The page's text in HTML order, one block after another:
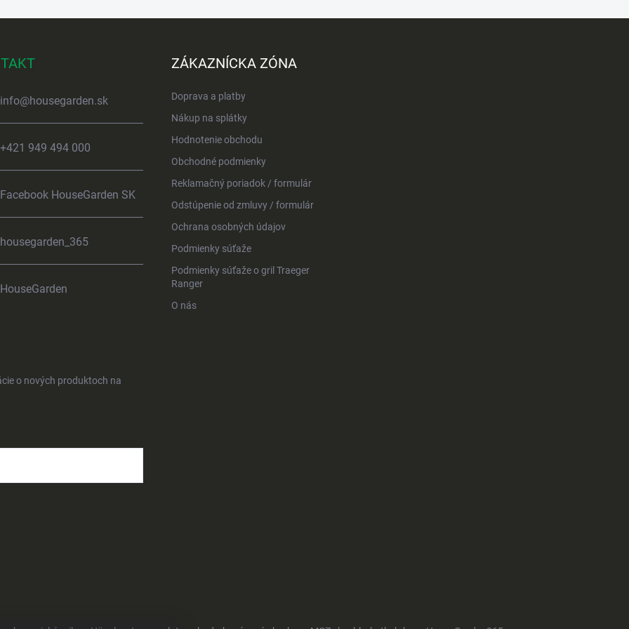
info@housegarden.sk
+421 949 494 000
Facebook HouseGarden SK
housegarden_365
HouseGarden
ZÁKAZNÍCKA ZÓNA
Doprava a platby
Nákup na splátky
Hodnotenie obchodu
Obchodné podmienky
Reklamačný poriadok / formulár
Odstúpenie od zmluvy / formulár
Ochrana osobných údajov
Podmienky súťaže
Podmienky súťaže o gril Traeger
Ranger
O nás
o nových produktoch na